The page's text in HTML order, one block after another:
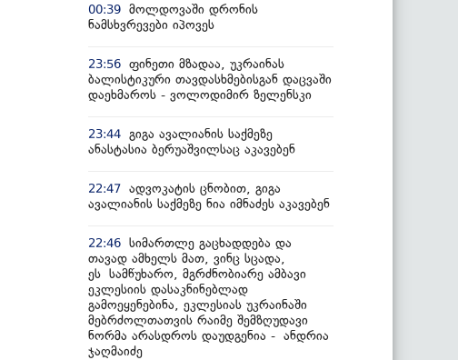
00:39 მოლდოვაში დრონის
ნამსხვრევები იპოვეს
23:56 ფინეთი მზადაა, უკრაინას
ბალისტიკური თავდასხმებისგან დაცვაში
დაეხმაროს - ვოლოდიმირ ზელენსკი
23:44 გიგა ავალიანის საქმეზე
ანასტასია ბერუაშვილსაც აკავებენ
22:47 ადვოკატის ცნობით, გიგა
ავალიანის საქმეზე ნია იმნაძეს აკავებენ
22:46 სიმართლე გაცხადდება და
თავად ამხელს მათ, ვინც სცადა,
ეს სამწუხარო, მგრძნობიარე ამბავი
ეკლესიის დასაკნინებლად
გამოეყენებინა, ეკლესიას უკრაინაში
მებრძოლთათვის რაიმე შემზღუდავი
ნორმა არასდროს დაუდგენია - ანდრია
ჯაღმაიძე